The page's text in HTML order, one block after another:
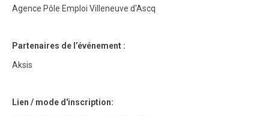
Agence Pôle Emploi Villeneuve d'Ascq
Partenaires de l’événement :
Aksis
Lien / mode d'inscription: